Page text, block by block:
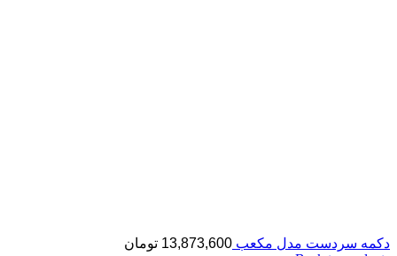
دکمه سردست مدل مکعب 13,873,600 تومان